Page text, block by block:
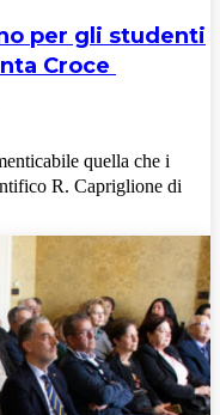
per gli studenti
Croce
quella che i
R. Capriglione di